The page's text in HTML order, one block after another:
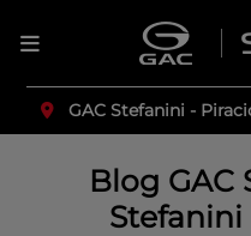
GAC Stefanini -
Blog GAC
Stefanini